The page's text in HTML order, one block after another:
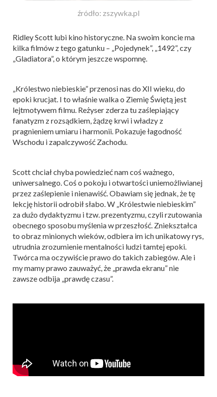
źródło: zszywka.pl
Ridley Scott lubi kino historyczne. Na swoim koncie ma
kilka filmów z tego gatunku – „Pojedynek”, „1492”, czy
„Gladiatora”, o którym jeszcze wspomnę.
„Królestwo niebieskie” przenosi nas do XII wieku, do
epoki krucjat. I to właśnie walka o Ziemię Świętą jest
lejtmotywem filmu. Reżyser zderza tu zaślepiający
fanatyzm z rozsądkiem, żądzę krwi i władzy z
pragnieniem umiaru i harmonii. Pokazuje łagodność
Wschodu i zapalczywość Zachodu.
Scott chciał chyba powiedzieć nam coś ważnego,
uniwersalnego. Coś o pokoju i otwartości uniemożliwianej
przez zaślepienie i nienawiść. Obawiam się jednak, że tę
lekcję historii odrobił słabo. W „Królestwie niebieskim”
za dużo dydaktyzmu i tzw. prezentyzmu, czyli rzutowania
obecnego sposobu myślenia w przeszłość. Zniekształca
to obraz minionych wieków, odbiera im ich unikatowy rys,
utrudnia zrozumienie mentalności ludzi tamtej epoki.
Twórca ma oczywiście prawo do takich zabiegów. Ale i
my mamy prawo zauważyć, że „prawda ekranu” nie
zawsze odbija „prawdę czasu”.